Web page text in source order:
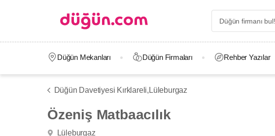
Düğün Mekanları Düğün Firmaları Rehber Yazılar
Düğün Davetiyesi Kırklareli, Lüleburgaz
Özeniş Matbaacılık
Lüleburgaz